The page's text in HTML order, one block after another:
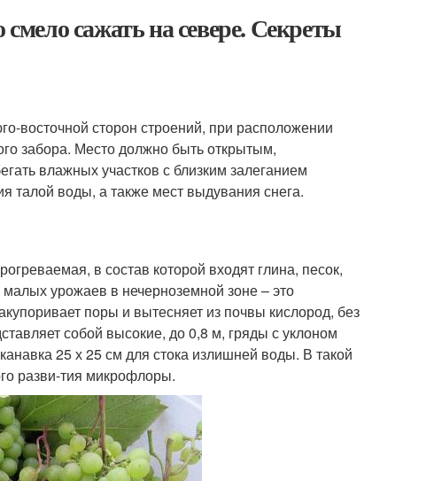
сажать на севере. Секреты
восточной сторон строений, при расположении
забора. Место должно быть открытым,
влажных участков с близким залеганием
талой воды, а также мест выдувания снега.
в состав которой входят глина, песок,
урожаев в нечерноземной зоне – это
поры и вытесняет из почвы кислород, без
собой высокие, до 0,8 м, гряды с уклоном
25 х 25 см для стока излишней воды. В такой
разви-тия микрофлоры.